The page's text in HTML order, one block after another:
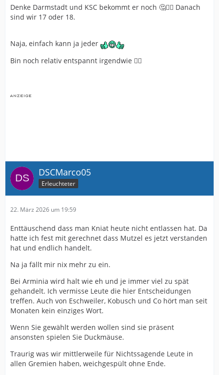
Denke Darmstadt und KSC bekommt er noch 🤔🤷‍♂️ Danach
sind wir 17 oder 18.
Naja, einfach kann ja jeder
Bin noch relativ entspannt irgendwie 🤷‍♂️
DSCMarco05
Erleuchteter
22. März 2026 um 19:59
Enttäuschend dass man Kniat heute nicht entlassen hat. Da
hatte ich fest mit gerechnet dass Mutzel es jetzt verstanden
hat und endlich handelt.
Na ja fällt mir nix mehr zu ein.
Bei Arminia wird halt wie eh und je immer viel zu spät
gehandelt. Ich vermisse Leute die hier Entscheidungen
treffen. Auch von Eschweiler, Kobusch und Co hört man seit
Monaten kein einziges Wort.
Wenn Sie gewählt werden wollen sind sie präsent
ansonsten spielen Sie Duckmäuse.
Traurig was wir mittlerweile für Nichtssagende Leute in
allen Gremien haben, weichgespült ohne Ende.